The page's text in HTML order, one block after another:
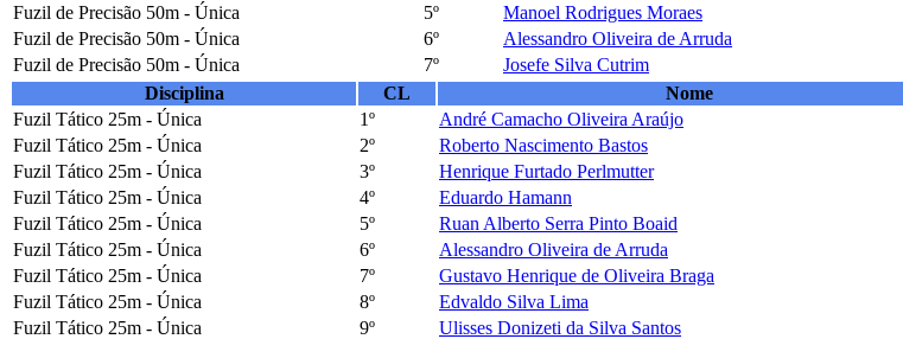
Fuzil de Precisão 50m - Única
5º Manoel Rodrigues Moraes
Fuzil de Precisão 50m - Única
6º Alessandro Oliveira de Arruda
Fuzil de Precisão 50m - Única
7º Josefe Silva Cutrim
Disciplina
CL Nome
Fuzil Tático 25m - Única
1º André Camacho Oliveira Araújo
Fuzil Tático 25m - Única
2º Roberto Nascimento Bastos
Fuzil Tático 25m - Única
3º Henrique Furtado Perlmutter
Fuzil Tático 25m - Única
4º Eduardo Hamann
Fuzil Tático 25m - Única
5º Ruan Alberto Serra Pinto Boaid
Fuzil Tático 25m - Única
6º Alessandro Oliveira de Arruda
Fuzil Tático 25m - Única
7º Gustavo Henrique de Oliveira Braga
Fuzil Tático 25m - Única
8º Edvaldo Silva Lima
Fuzil Tático 25m - Única
9º Ulisses Donizeti da Silva Santos